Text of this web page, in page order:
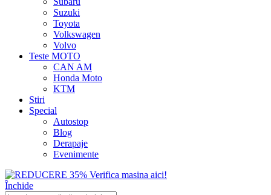
Suzuki
Toyota
Volkswagen
Volvo
Teste MOTO
CAN AM
Honda Moto
KTM
Stiri
Special
Autostop
Blog
Derapaje
Evenimente
Închide